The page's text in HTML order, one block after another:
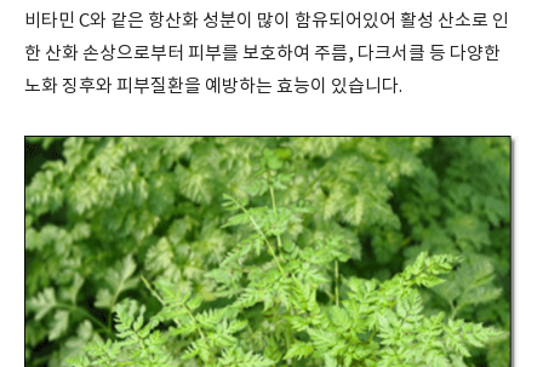
비타민 C와 같은 항산화 성분이 많이 함유되어있어 활성 산소로 인
한 산화 손상으로부터 피부를 보호하여 주름, 다크서클 등 다양한
노화 징후와 피부질환을 예방하는 효능이 있습니다.